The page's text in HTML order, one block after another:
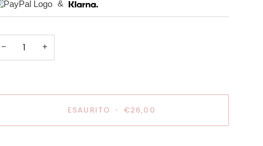
&
− +
ESAURITO • €26,00